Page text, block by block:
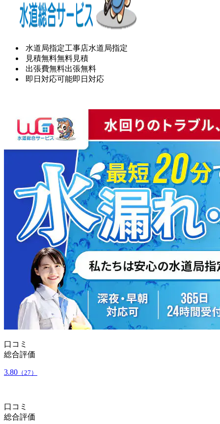
水道局指定工事店水道局指定
見積無料無料見積
出張費無料出張無料
即日対応可能即日対応
口コミ
総合評価
3.80 （27）
口コミ
総合評価